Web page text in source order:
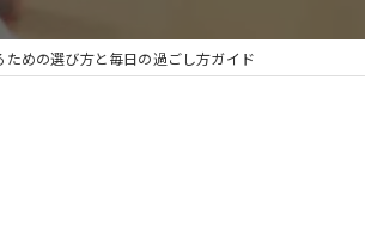
めの選び方と毎日の過ごし方ガイド